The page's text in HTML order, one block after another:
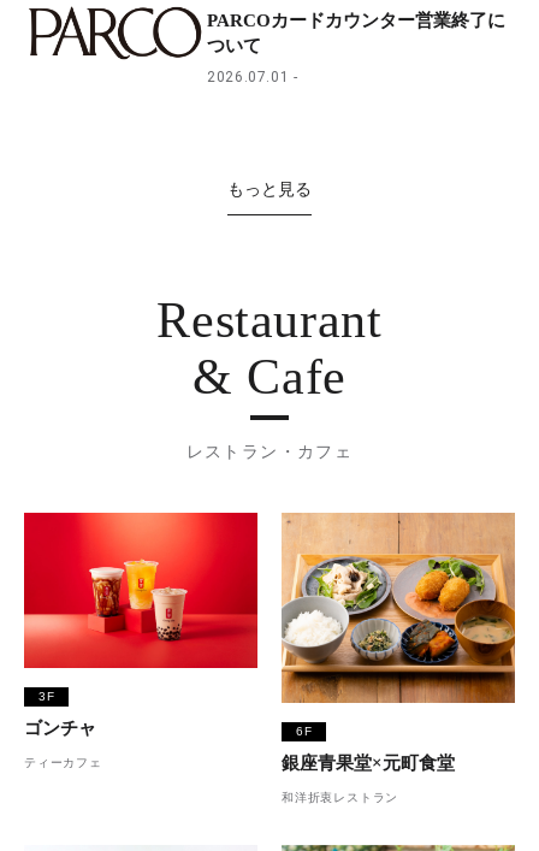
PARCOカードカウンター営業終了に
ついて
2026.07.01
もっと見る
Restaurant
& Cafe
レストラン・カフェ
3F
ゴンチャ
ティーカフェ
6F
銀座青果堂×元町食堂
和洋折衷レストラン